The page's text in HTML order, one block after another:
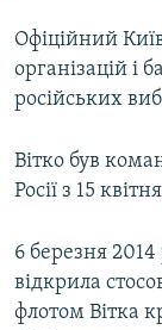
Офіційний
організацій і
російських
Вітко був
Росії з 15
6 березня
відкрила
флотом Вітка